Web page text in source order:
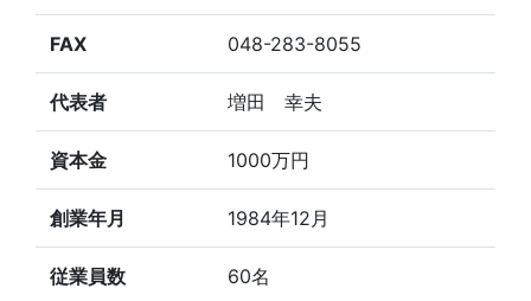
FAX 048-283-8055
代表者 増田 幸夫
資本金 1000万円
創業年月 1984年12月
従業員数 60名